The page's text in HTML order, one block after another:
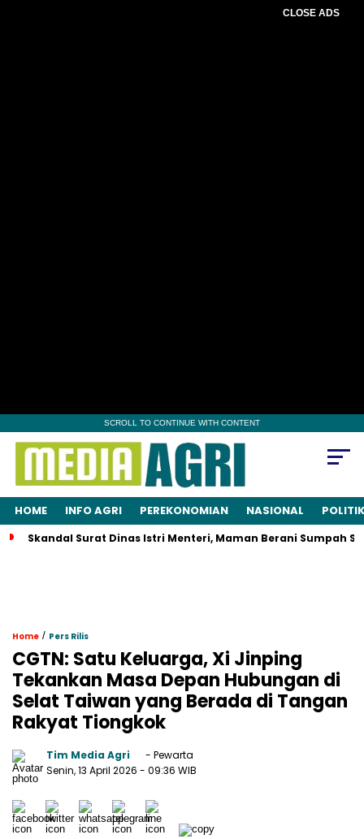
CLOSE ADS
SCROLL TO CONTINUE WITH CONTENT
HOME INFO AGRI PEREKONOMIAN NASIONAL POLITIK
Skandal Surat Dinas Istri Menteri, Maman Berani Sumpah
Home / Pers Rilis
CGTN: Satu Keluarga, Xi Jinping
Tekankan Masa Depan Hubungan di
Selat Taiwan yang Berada di Tangan
Rakyat Tiongkok
Tim Media Agri
- Pewarta
Senin, 13 April 2026 - 09:36 WIB